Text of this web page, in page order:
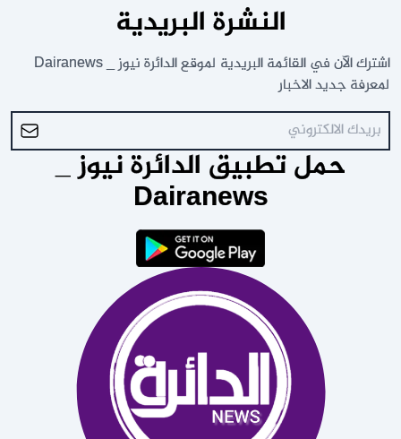
النشرة البريدية
اشترك الآن في القائمة البريدية لموقع الدائرة نيوز _ Dairanews
لمعرفة جديد الاخبار
حمل تطبيق الدائرة نيوز _
Dairanews